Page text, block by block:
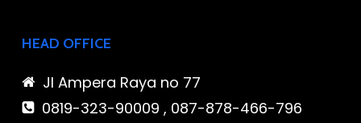
HEAD OFFICE
Jl Ampera Raya no 77
0819-323-90009 , 087-878-466-796